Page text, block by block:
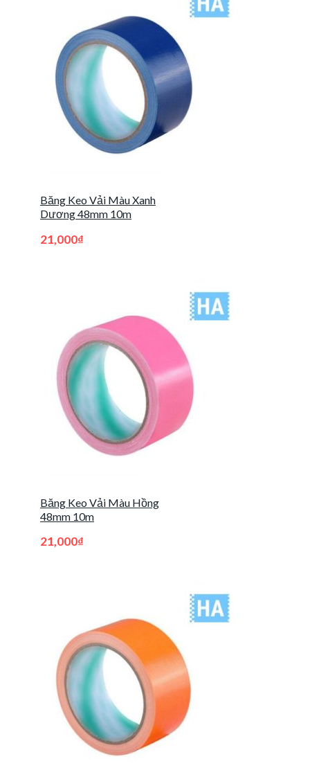
Băng Keo Vải Màu Xanh
Dương 48mm 10m
21,000₫
Băng Keo Vải Màu Hồng
48mm 10m
21,000₫